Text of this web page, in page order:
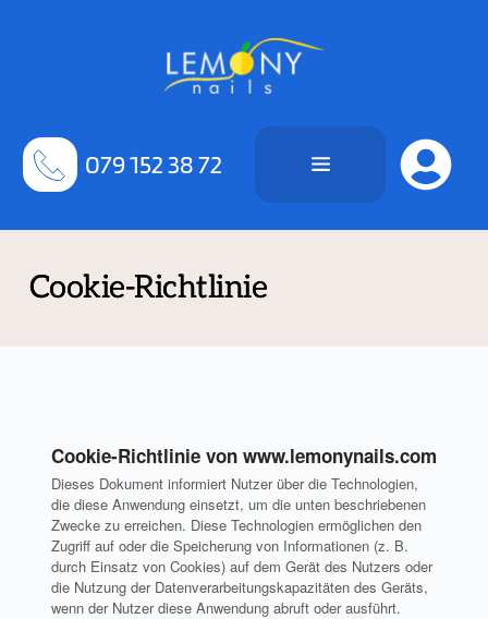
079 152 38 72
Cookie-Richtlinie
Cookie-Richtlinie von www.lemonynails.com
Dieses Dokument informiert Nutzer über die Technologien,
die diese Anwendung einsetzt, um die unten beschriebenen
Zwecke zu erreichen. Diese Technologien ermöglichen den
Zugriff auf oder die Speicherung von Informationen (z. B.
durch Einsatz von Cookies) auf dem Gerät des Nutzers oder
die Nutzung der Datenverarbeitungskapazitäten des Geräts,
wenn der Nutzer diese Anwendung abruft oder ausführt.